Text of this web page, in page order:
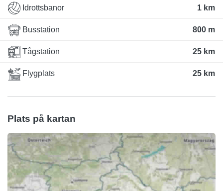
Idrottsbanor 1 km
Busstation 800 m
Tågstation 25 km
Flygplats 25 km
Plats på kartan